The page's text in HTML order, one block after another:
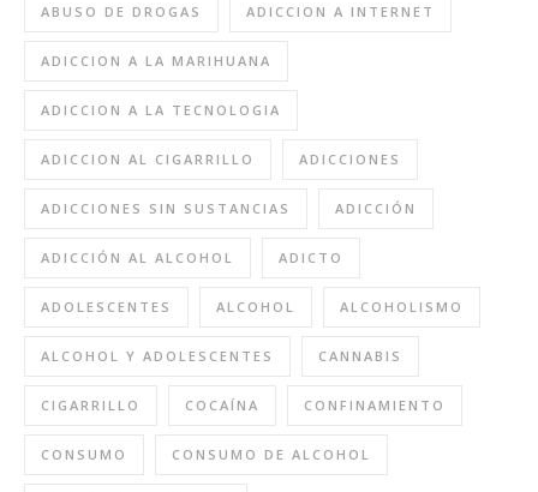
ABUSO DE DROGAS ADICCION A INTERNET
ADICCION A LA MARIHUANA
ADICCION A LA TECNOLOGIA
ADICCION AL CIGARRILLO ADICCIONES
ADICCIONES SIN SUSTANCIAS ADICCIÓN
ADICCIÓN AL ALCOHOL ADICTO
ADOLESCENTES ALCOHOL ALCOHOLISMO
ALCOHOL Y ADOLESCENTES CANNABIS
CIGARRILLO COCAÍNA CONFINAMIENTO
CONSUMO CONSUMO DE ALCOHOL